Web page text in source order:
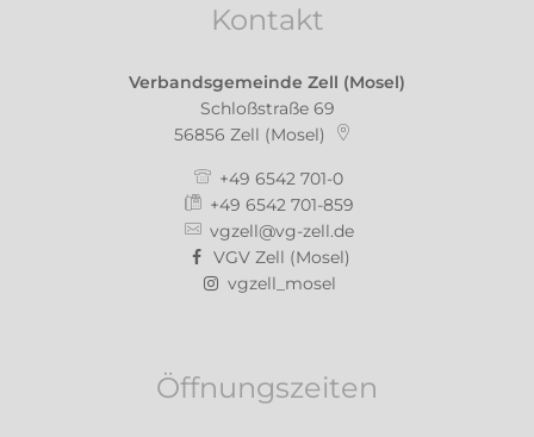
Kontakt
Verbandsgemeinde Zell (Mosel)
Schloßstraße 69
56856 Zell (Mosel)
+49 6542 701-0
+49 6542 701-859
vgzell@vg-zell.de
VGV Zell (Mosel)
vgzell_mosel
Öffnungszeiten